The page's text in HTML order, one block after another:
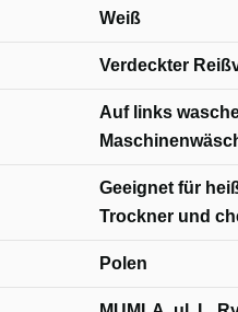
Weiß
Verdeckter
Auf links
Geeignet für
Trockner und
Polen